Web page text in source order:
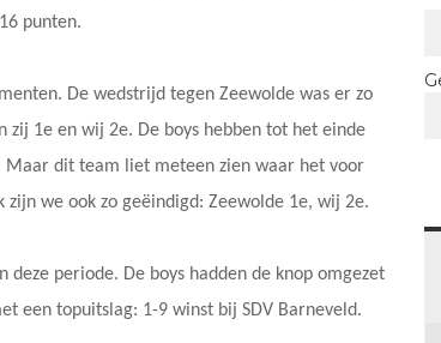
punten.
De wedstrijd tegen Zeewolde was er zo
1e en wij 2e. De boys hebben tot het einde
Maar dit team liet meteen zien waar het voor
we ook zo geëindigd: Zeewolde 1e, wij 2e.
periode. De boys hadden de knop omgezet
een topuitslag: 1-9 winst bij SDV Barneveld.